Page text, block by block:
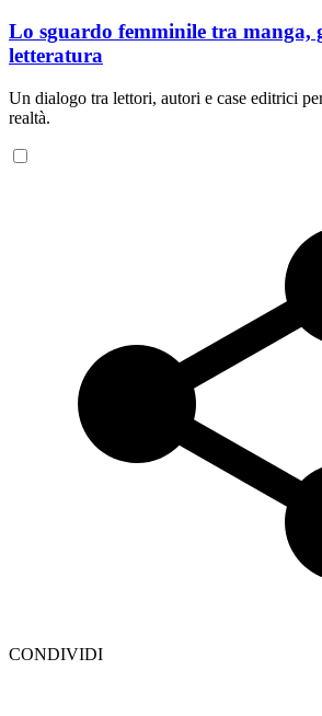
Lo sguardo femminile tra manga,
letteratura
Un dialogo tra lettori, autori e case editrici
realtà.
CONDIVIDI